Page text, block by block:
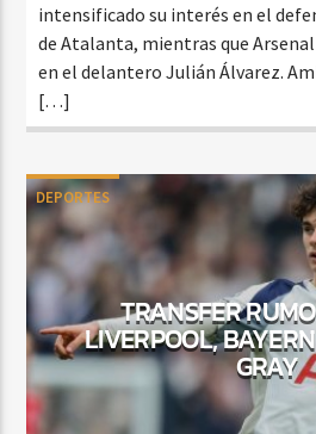
intensificado su interés en el
de Atalanta, mientras que
en el delantero Julián Álvarez.
[…]
DEPORTES
TRANSFER
LIVERPOOL,
GRAY